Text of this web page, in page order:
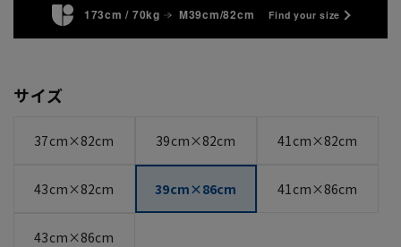
173cm / 70kg M39cm/82cm Find your size
サイズ
37cm×82cm 39cm×82cm 41cm×82cm
43cm×82cm 39cm×86cm 41cm×86cm
43cm×86cm